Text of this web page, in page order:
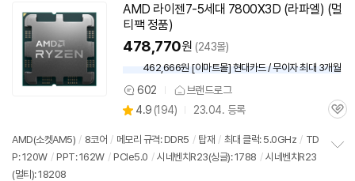
AMD 라이젠7-5세대 7800X3D (라파엘) (멀
티팩 정품)
478,770원 (243몰)
462,666원 [이마트몰] 현대카드 / 무이자 최대 3개월
상
품
견
602 브랜드로그
별
점
4.9 (상
리
뷰
194) 23.04. 등록
관
AMD(소켓AM5) / 8코어 / 메모리 규격: DDR5 / 탑재 / 최대 클럭: 5.0GHz / TD
P: 120W / PPT: 162W / PCIe5.0 / 시네벤치R23(싱글): 1788 / 시네벤치R23
(멀티): 18208